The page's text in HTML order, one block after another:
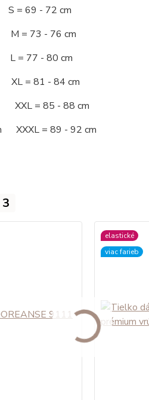
69 - 72 cm
= 73 - 76 cm
77 - 80 cm
= 81 - 84 cm
XXL = 85 - 88 cm
XXXL = 89 - 92 cm
3
elastické
viac farieb